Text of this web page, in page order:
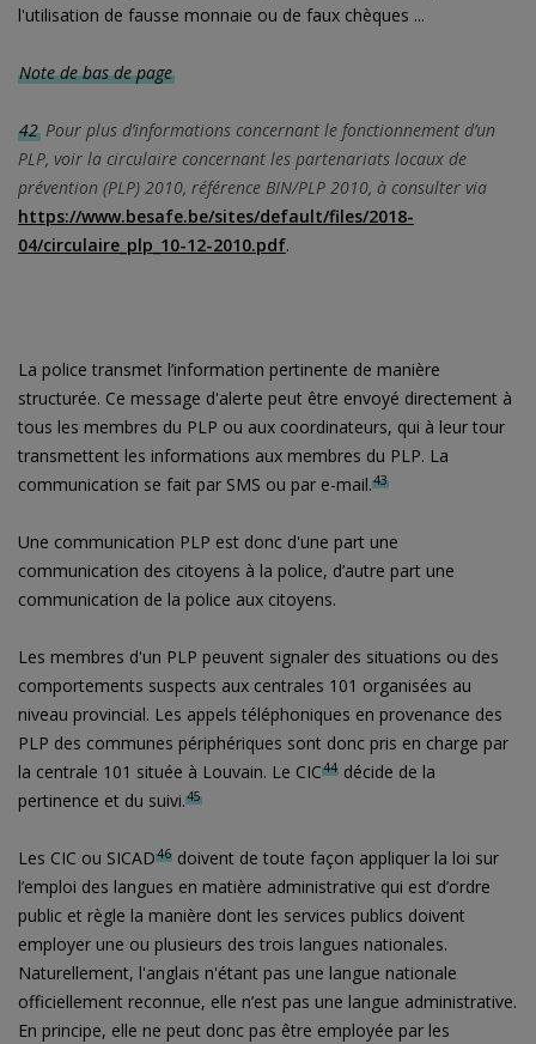
l'utilisation de fausse monnaie ou de faux chèques ...
Note de bas de page
42 Pour plus d’informations concernant le fonctionnement d’un
PLP, voir la circulaire concernant les partenariats locaux de
prévention (PLP) 2010, référence BIN/PLP 2010, à consulter via
https://www.besafe.be/sites/default/files/2018-
04/circulaire_plp_10-12-2010.pdf.
La police transmet l’information pertinente de manière
structurée. Ce message d'alerte peut être envoyé directement à
tous les membres du PLP ou aux coordinateurs, qui à leur tour
transmettent les informations aux membres du PLP. La
communication se fait par SMS ou par e-mail.43
Une communication PLP est donc d'une part une
communication des citoyens à la police, d’autre part une
communication de la police aux citoyens.
Les membres d'un PLP peuvent signaler des situations ou des
comportements suspects aux centrales 101 organisées au
niveau provincial. Les appels téléphoniques en provenance des
PLP des communes périphériques sont donc pris en charge par
la centrale 101 située à Louvain. Le CIC44 décide de la
pertinence et du suivi.45
Les CIC ou SICAD46 doivent de toute façon appliquer la loi sur
l’emploi des langues en matière administrative qui est d’ordre
public et règle la manière dont les services publics doivent
employer une ou plusieurs des trois langues nationales.
Naturellement, l'anglais n'étant pas une langue nationale
officiellement reconnue, elle n’est pas une langue administrative.
En principe, elle ne peut donc pas être employée par les